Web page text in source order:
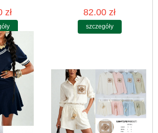
zł 82.00 zł
szczegóły